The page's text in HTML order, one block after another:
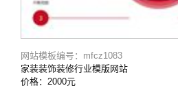
网站模板编号：mfcz1083
家装装饰装修行业模版网站
价格：2000元